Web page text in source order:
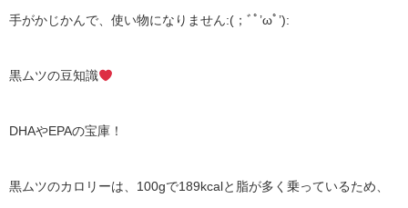
手がかじかんで、使い物になりません:(；ﾞﾟ’ωﾟ’):
黒ムツの豆知識
DHAやEPAの宝庫！
黒ムツのカロリーは、100gで189kcalと脂が多く乗っているため、